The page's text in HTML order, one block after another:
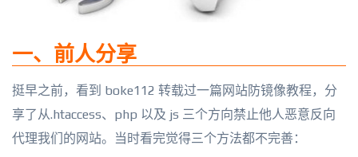
一、前人分享
挺早之前，看到 boke112 转载过一篇网站防镜像教程，分
享了从.htaccess、php 以及 js 三个方向禁止他人恶意反向
代理我们的网站。当时看完觉得三个方法都不完善：